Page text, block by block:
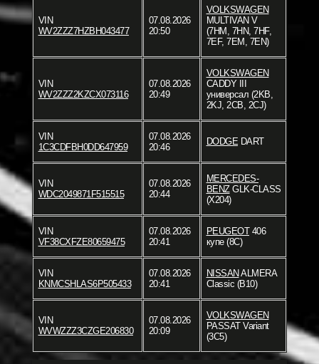
VIN
WV2ZZZ7HZBH043477
07.08.2026
20:50
VOLKSWAGEN
MULTIVAN V
(7HM, 7HN, 7HF,
7EF, 7EM, 7EN)
VIN
WV2ZZZ2KZCX073116
07.08.2026
20:49
VOLKSWAGEN
CADDY III
универсал (2KB,
2KJ, 2CB, 2CJ)
VIN
1C3CDFBH0DD647959
07.08.2026
20:46
DODGE DART
VIN
WDC2049871F515515
07.08.2026
20:44
MERCEDES-
BENZGLK-CLASS
(X204)
VIN
VF38CXFZE80659475
07.08.2026
20:41
PEUGEOT406
купе (8C)
VIN
KNMCSHLAS6P505433
07.08.2026
20:41
NISSANALMERA
Classic (B10)
VIN
WVWZZZ3CZGE206830
07.08.2026
20:09
VOLKSWAGEN
PASSAT Variant
(3C5)